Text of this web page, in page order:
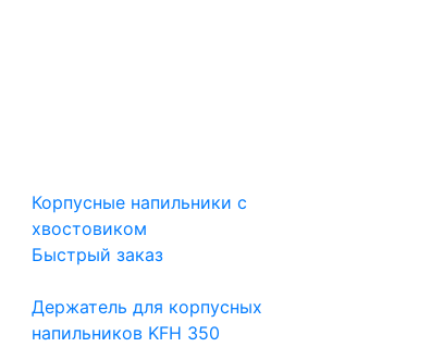
Корпусные напильники с
хвостовиком
Быстрый заказ
Держатель для корпусных
напильников KFH 350